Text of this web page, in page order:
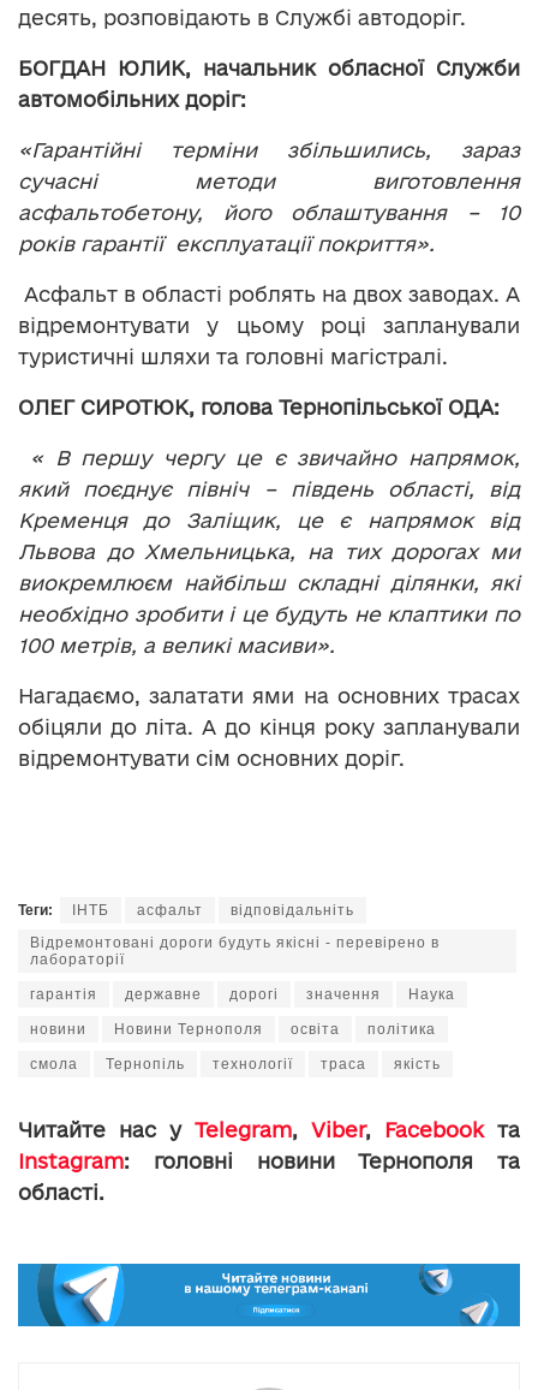
десять, розповідають в Службі автодоріг.
БОГДАН ЮЛИК, начальник обласної Служби
автомобільних доріг:
«Гарантійні терміни збільшились, зараз
сучасні методи виготовлення
асфальтобетону, його облаштування – 10
років гарантії експлуатації покриття».
Асфальт в області роблять на двох заводах. А
відремонтувати у цьому році запланували
туристичні шляхи та головні магістралі.
ОЛЕГ СИРОТЮК, голова Тернопільської ОДА:
« В першу чергу це є звичайно напрямок,
який поєднує північ – південь області, від
Кременця до Заліщик, це є напрямок від
Львова до Хмельницька, на тих дорогах ми
виокремлюєм найбільш складні ділянки, які
необхідно зробити і це будуть не клаптики по
100 метрів, а великі масиви».
Нагадаємо, залатати ями на основних трасах
обіцяли до літа. А до кінця року запланували
відремонтувати сім основних доріг.
Теги: ІНТБ асфальт
відповідальніть
Відремонтовані дороги будуть якісні - перевірено в
лабораторії
гарантія державне дорогі значення Наука
новини Новини Тернополя освіта політика
смола Тернопіль технології траса якість
Читайте нас у Telegram, Viber, Facebookта
Instagram: головні новини Тернополя та
області.